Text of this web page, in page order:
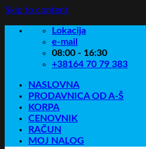
Skip to content
Lokacija
e-mail
08:00 - 16:30
+38164 70 79 383
NASLOVNA
PRODAVNICA OD A-Š
KORPA
CENOVNIK
RAČUN
MOJ NALOG